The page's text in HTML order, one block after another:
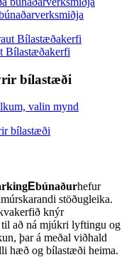
Bílastæðakerfi
bílastæði
Ebúnaðurhefur
stöðugleika.
knýr
að ná mjúkri lyftingu og
þar á meðal viðhald
hæð og bílastæði heima.